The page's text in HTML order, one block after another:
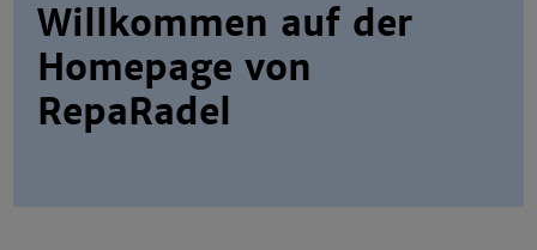
Willkommen auf der
Homepage von
RepaRadel